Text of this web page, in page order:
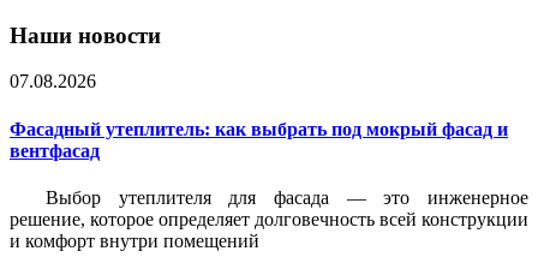
Наши новости
07.08.2026
Фасадный утеплитель: как выбрать под мокрый фасад и
вентфасад
Выбор утеплителя для фасада — это инженерное
решение, которое определяет долговечность всей конструкции
и комфорт внутри помещений